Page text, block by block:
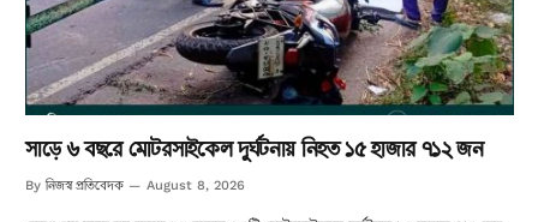
সাড়ে ৬ বছরে মোটরসাইকেল দুর্ঘটনায় নিহত ১৫ হাজার ৭১২ জন
By নিজস্ব প্রতিবেদক August 8, 2026